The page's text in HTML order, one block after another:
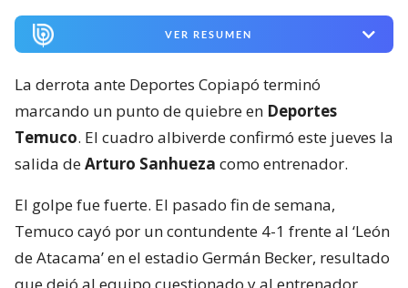
VER RESUMEN
La derrota ante Deportes Copiapó terminó
marcando un punto de quiebre en Deportes
Temuco. El cuadro albiverde confirmó este jueves la
salida deArturo Sanhueza como entrenador.
El golpe fue fuerte. El pasado fin de semana,
Temuco cayó por un contundente 4-1 frente al ‘León
de Atacama’ en el estadio Germán Becker, resultado